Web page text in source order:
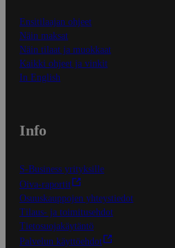
Ensitilaajan ohjeet
Näin maksat
Näin tilaat ja muokkaat
Kaikki ohjeet ja vinkit
In English
Info
S-Business yrityksille
Oiva-raportit
Osuuskauppojen yhteystiedot
Tilaus- ja toimitusehdot
Tietosuojakäytäntö
Palvelun käyttöehdot